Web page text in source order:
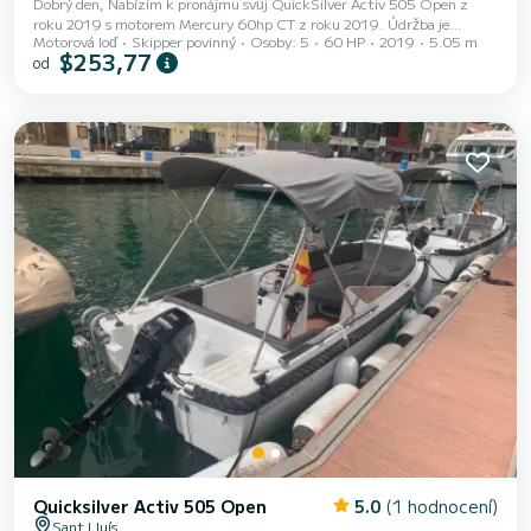
roku 2019 s motorem Mercury 60hp CT z roku 2019. Údržba je
aktuální a loď je mezi jednotlivými pronájmy vyčištěna, děláme vše pro
to, aby vaše vyjížďka proběhla v těch nejlepších podmínkách. Pronájem
Motorová loď Skipper povinný Osoby: 5 60 HP 2019 5.05 m
od $253,77
Quicksilver Activ 505 Open 5.0 (1 hodnocení)
Sant Lluís